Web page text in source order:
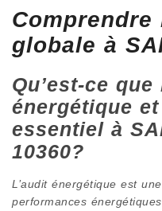
globale à
Qu’est-ce que
énergétique
essentiel à
10360?
L’audit énergétique est
performances